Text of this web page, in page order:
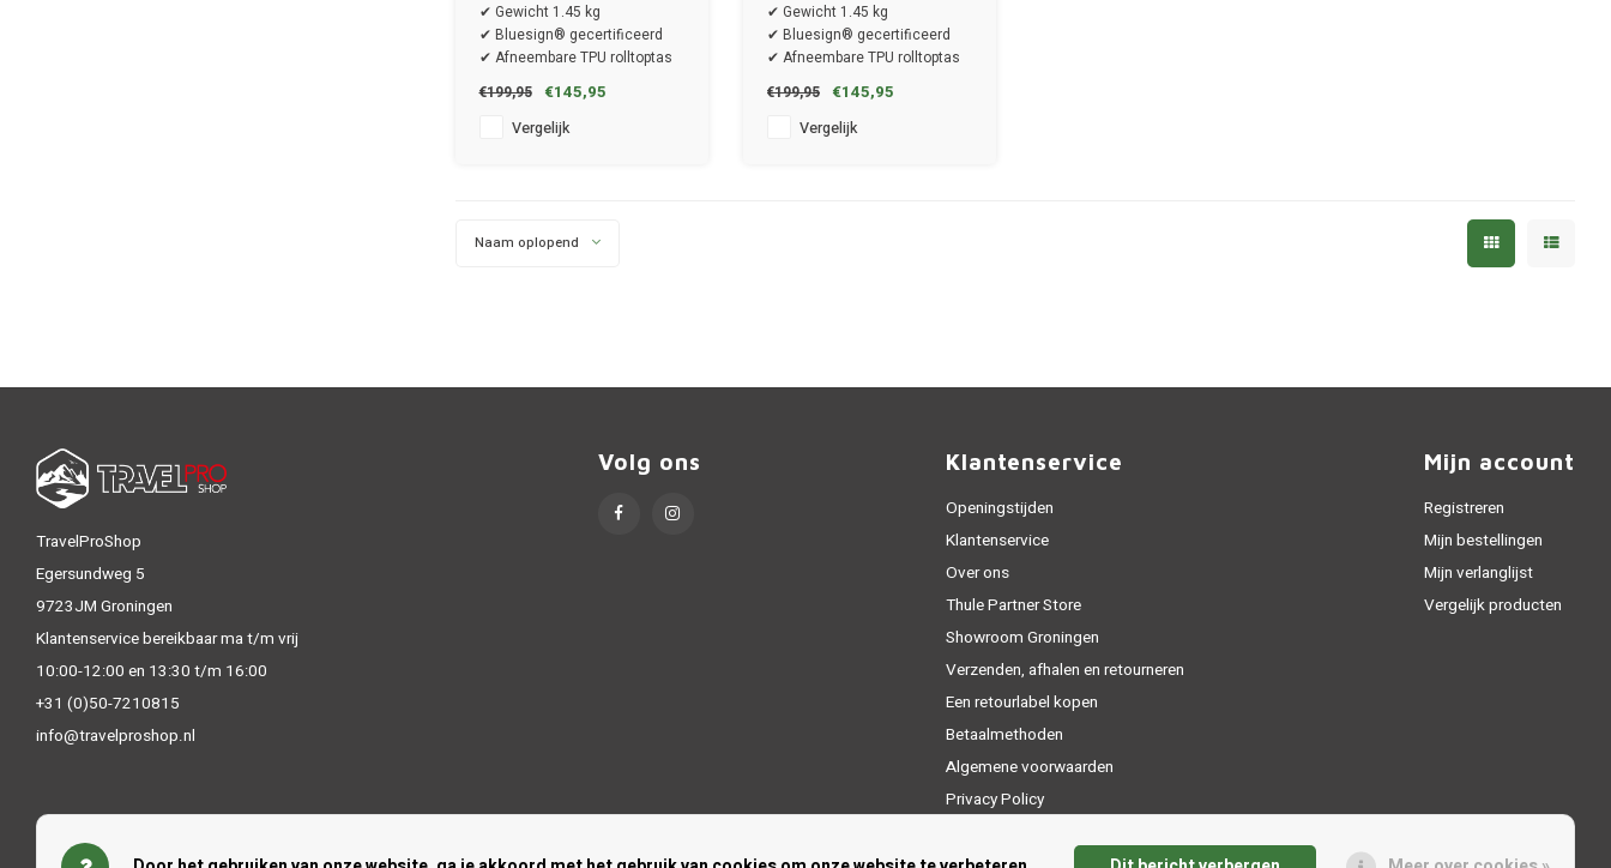
✔ Gewicht 1.45 kg
✔ Bluesign® gecertificeerd
✔ Afneembare TPU rolltoptas
€199,95 €145,95
Vergelijk
✔ Gewicht 1.45 kg
✔ Bluesign® gecertificeerd
✔ Afneembare TPU rolltoptas
€199,95 €145,95
Vergelijk
Naam oplopend
TravelProShop
Egersundweg 5
9723JM Groningen
Klantenservice bereikbaar ma t/m vrij
10:00-12:00 en 13:30 t/m 16:00
+31 (0)50-7210815
info@travelproshop.nl
Volg ons Klantenservice
Openingstijden
Klantenservice
Over ons
Thule Partner Store
Showroom Groningen
Verzenden, afhalen en retourneren
Een retourlabel kopen
Betaalmethoden
Algemene voorwaarden
Privacy Policy
Mijn account
Registreren
Mijn bestellingen
Mijn verlanglijst
Vergelijk producten